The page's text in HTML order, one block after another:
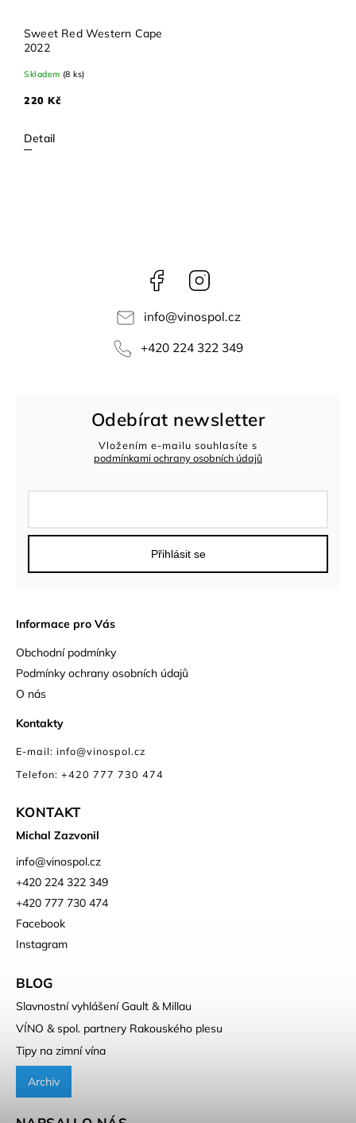
Sweet Red Western Cape
2022
Skladem (8 ks)
220 Kč
Detail
Facebook
info@vinospol.cz
+420 224 322 349
Odebírat newsletter
Vložením e-mailu souhlasíte s
podmínkami ochrany osobních údajů
Přihlásit se
Informace pro Vás
Obchodní podmínky
Podmínky ochrany osobních údajů
O nás
Kontakty
E-mail: info@vinospol.cz
Telefon: +420 777 730 474
KONTAKT
Michal Zazvonil
info@vinospol.cz
+420 224 322 349
+420 777 730 474
Facebook
Instagram
BLOG
Slavnostní vyhlášení Gault & Millau
VÍNO & spol. partnery Rakouského plesu
Tipy na zimní vína
Archiv